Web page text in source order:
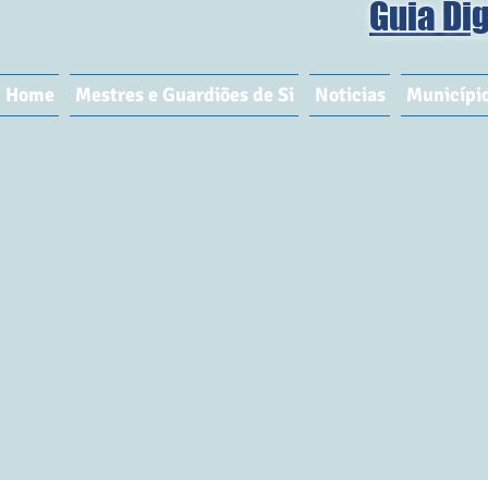
Guia
Home Mestres e Guardiões de Si Noticias